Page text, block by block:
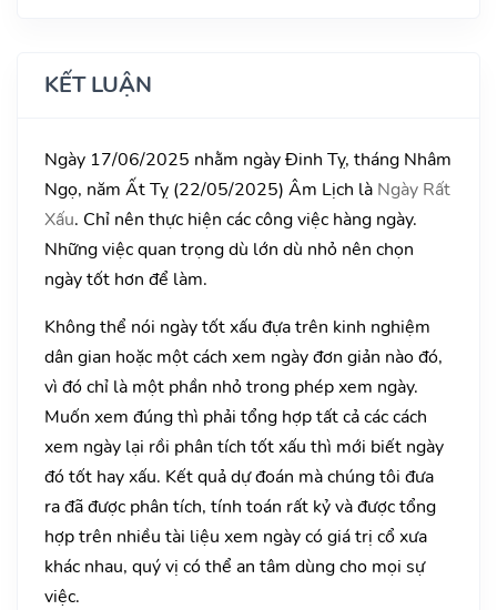
KẾT LUẬN
Ngày 17/06/2025 nhằm ngày Đinh Tỵ, tháng Nhâm
Ngọ, năm Ất Tỵ (22/05/2025) Âm Lịch là Ngày Rất
Xấu. Chỉ nên thực hiện các công việc hàng ngày.
Những việc quan trọng dù lớn dù nhỏ nên chọn
ngày tốt hơn để làm.
Không thể nói ngày tốt xấu đựa trên kinh nghiệm
dân gian hoặc một cách xem ngày đơn giản nào đó,
vì đó chỉ là một phần nhỏ trong phép xem ngày.
Muốn xem đúng thì phải tổng hợp tất cả các cách
xem ngày lại rồi phân tích tốt xấu thì mới biết ngày
đó tốt hay xấu. Kết quả dự đoán mà chúng tôi đưa
ra đã được phân tích, tính toán rất kỷ và được tổng
hợp trên nhiều tài liệu xem ngày có giá trị cổ xưa
khác nhau, quý vị có thể an tâm dùng cho mọi sự
việc.